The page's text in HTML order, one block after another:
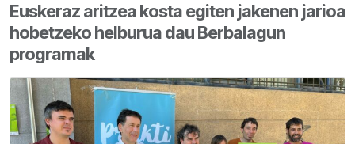
Euskeraz aritzea kosta egiten jakenen jarioa
hobetzeko helburua dau Berbalagun
programak